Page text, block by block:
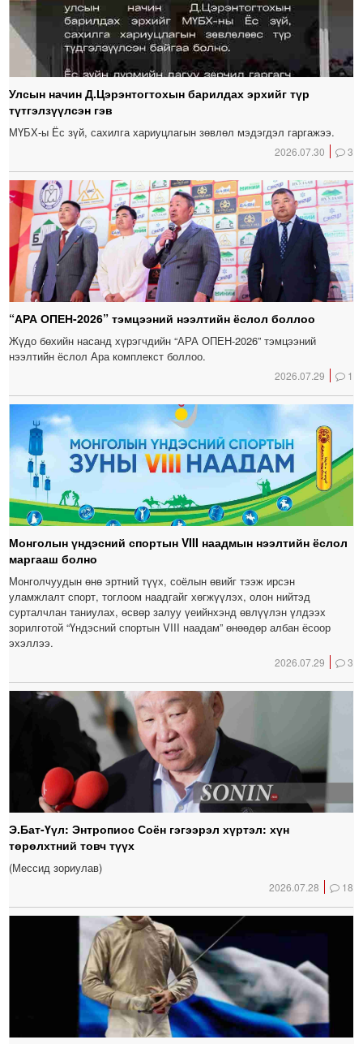
Улсын начин Д.Цэрэнтогтохын барилдах эрхийг түр
түтгэлзүүлсэн гэв
МҮБХ-ы Ёс зүй, сахилга хариуцлагын зөвлөл мэдэгдэл гаргажээ.
2026.07.30 3
“АРА ОПЕН-2026” тэмцээний нээлтийн ёслол боллоо
Жүдо бөхийн насанд хүрэгчдийн “АРА ОПЕН-2026” тэмцээний
нээлтийн ёслол Ара комплекст боллоо.
2026.07.29 1
Монголын үндэсний спортын VIII наадмын нээлтийн ёслол
маргааш болно
Монголчуудын өнө эртний түүх, соёлын өвийг тээж ирсэн
уламжлалт спорт, тоглоом наадгайг хөгжүүлэх, олон нийтэд
сурталчлан таниулах, өсвөр залуу үеийнхэнд өвлүүлэн үлдээх
зорилготой “Үндэсний спортын VIII наадам” өнөөдөр албан ёсоор
эхэллээ.
2026.07.29 3
Э.Бат-Үүл: Энтропиос Соён гэгээрэл хүртэл: хүн
төрөлхтний товч түүх
(Мессид зориулав)
2026.07.28 18